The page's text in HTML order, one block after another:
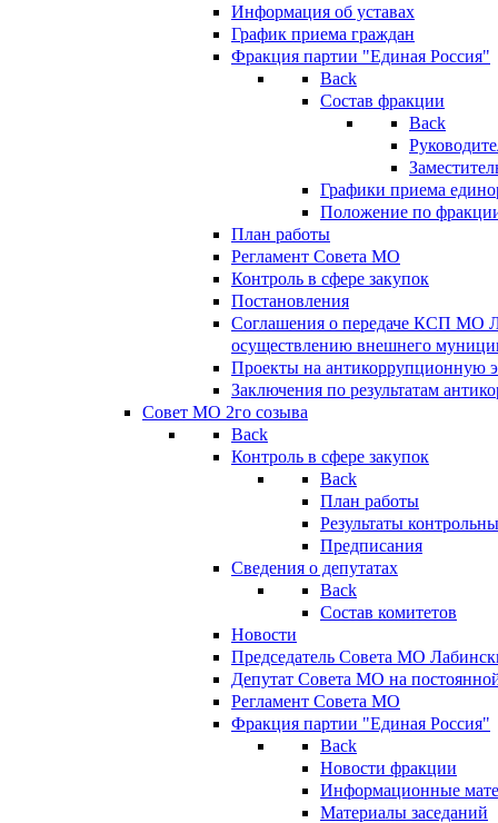
Информация об уставах
График приема граждан
Фракция партии "Единая Россия"
Back
Состав фракции
Back
Графики приема
Положение по
План работы
Регламент Совета МО
Контроль в сфере закупок
Постановления
Соглашения о передаче КСП МО
осуществлению внешнего
Проекты на антикоррупционную
Заключения по результатам
Совет МО 2го созыва
Back
Контроль в сфере закупок
Back
План работы
Результаты
Предписания
Сведения о депутатах
Back
Состав комитетов
Новости
Председатель Совета МО
Депутат Совета МО на
Регламент Совета МО
Фракция партии "Единая Россия"
Back
Новости фракции
Информационные
Материалы заседаний